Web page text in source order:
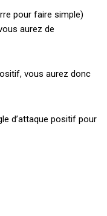
pour faire simple)
aurez de
vous aurez donc
d’attaque positif pour